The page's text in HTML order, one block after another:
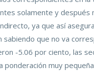
solamente y
ya que así
que no va
-5.06 por ciento, las
ponderación muy